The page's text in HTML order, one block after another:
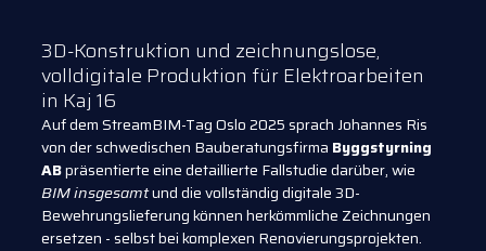
3D-Konstruktion und zeichnungslose,
volldigitale Produktion für Elektroarbeiten
in Kaj 16
Auf dem StreamBIM-Tag Oslo 2025 sprach Johannes Ris
von der schwedischen Bauberatungsfirma Byggstyrning
ABpräsentierte eine detaillierte Fallstudie darüber, wie
BIM insgesamtund die vollständig digitale 3D-
Bewehrungslieferung können herkömmliche Zeichnungen
ersetzen - selbst bei komplexen Renovierungsprojekten.